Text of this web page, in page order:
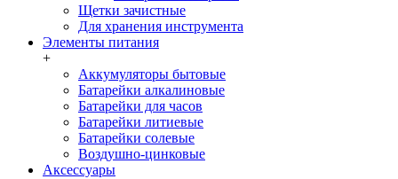
Щетки зачистные
Для хранения инструмента
Элементы питания
+
Аккумуляторы бытовые
Батарейки алкалиновые
Батарейки для часов
Батарейки литиевые
Батарейки солевые
Воздушно-цинковые
Аксессуары